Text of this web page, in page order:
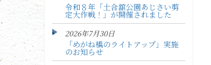
令和８年「土合舘公園あじさい剪
定大作戦！」が開催されました
2026年7月30日
「めがね橋のライトアップ」実施
のお知らせ